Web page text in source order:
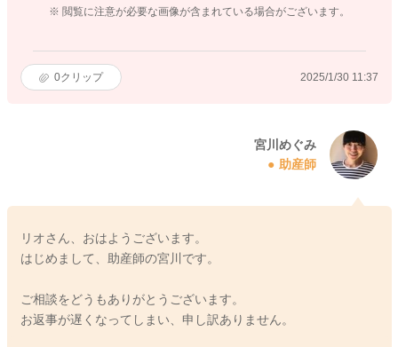
※ 閲覧に注意が必要な画像が含まれている場合がございます。
0クリップ 2025/1/30 11:37
宮川めぐみ
助産師
リオさん、おはようございます。
はじめまして、助産師の宮川です。
ご相談をどうもありがとうございます。
お返事が遅くなってしまい、申し訳ありません。